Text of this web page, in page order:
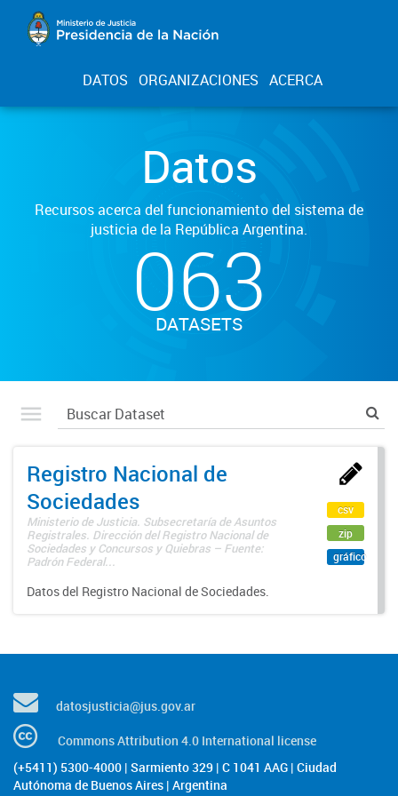
DATOS ORGANIZACIONES ACERCA
Datos
Recursos acerca del funcionamiento del sistema de
justicia de la República Argentina.
063
DATASETS
Registro Nacional de
Sociedades
Ministerio de Justicia. Subsecretaría de Asuntos
Registrales. Dirección del Registro Nacional de
Sociedades y Concursos y Quiebras – Fuente:
Padrón Federal...
Datos del Registro Nacional de Sociedades.
csv
zip
gráfico
datosjusticia@jus.gov.ar
Commons Attribution 4.0 International license
(+5411) 5300-4000 | Sarmiento 329 | C 1041 AAG | Ciudad
Autónoma de Buenos Aires | Argentina